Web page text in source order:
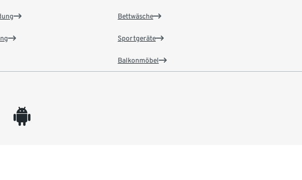
Bettwäsche
Sportgeräte
Balkonmöbel
android